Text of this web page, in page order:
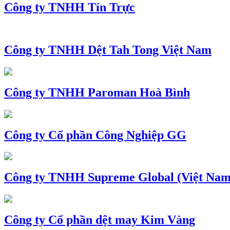
Công ty TNHH Tín Trực
Công ty TNHH Dệt Tah Tong Việt Nam
Công ty TNHH Paroman Hoà Bình
Công ty Cổ phần Công Nghiệp GG
Công ty TNHH Supreme Global (Việt
Công ty Cổ phần dệt may Kim Vàng